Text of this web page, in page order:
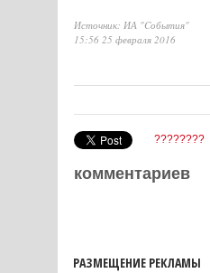
Источник: ИА "Cобытия"
15:56 25 февраля 2016
????????
комментариев
РАЗМЕЩЕНИЕ РЕКЛАМЫ